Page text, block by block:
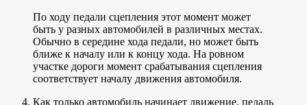
По ходу педали сцепления этот момент может
быть у разных автомобилей в различных местах.
Обычно в середине хода педали, но может быть
ближе к началу или к концу хода. На ровном
участке дороги момент срабатывания сцепления
соответствует началу движения автомобиля.
Как только автомобиль начинает движение, педаль